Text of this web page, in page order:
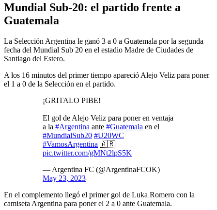
Mundial Sub-20: el partido frente a
Guatemala
La Selección Argentina le ganó 3 a 0 a Guatemala por la segunda
fecha del Mundial Sub 20 en el estadio Madre de Ciudades de
Santiago del Estero.
A los 16 minutos del primer tiempo apareció Alejo Veliz para poner
el 1 a 0 de la Selección en el partido.
¡GRITALO PIBE!
El gol de Alejo Veliz para poner en ventaja
a la #Argentina ante #Guatemala en el
#MundialSub20 #U20WC
#VamosArgentina 🇦🇷
pic.twitter.com/gMNt2lpS5K
— Argentina FC (@ArgentinaFCOK)
May 23, 2023
En el complemento llegó el primer gol de Luka Romero con la
camiseta Argentina para poner el 2 a 0 ante Guatemala.